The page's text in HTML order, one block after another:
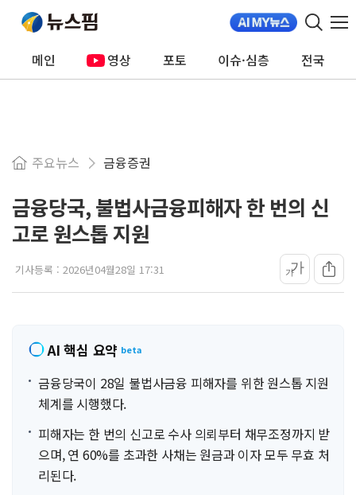
메인 영상 포토 이슈·심층 전국
주요뉴스 금융증권
금융당국, 불법사금융피해자 한 번의 신
고로 원스톱 지원
기사등록 : 2026년04월28일 17:31 가가
AI 핵심 요약 beta
금융당국이 28일 불법사금융 피해자를 위한 원스톱 지원
체계를 시행했다.
피해자는 한 번의 신고로 수사 의뢰부터 채무조정까지 받
으며, 연 60%를 초과한 사채는 원금과 이자 모두 무효 처
리된다.